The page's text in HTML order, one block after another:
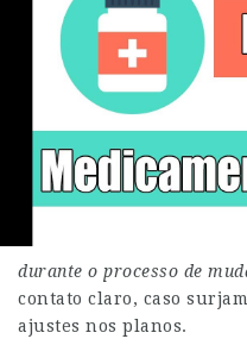
durante o processo de
contato claro, caso
ajustes nos planos.